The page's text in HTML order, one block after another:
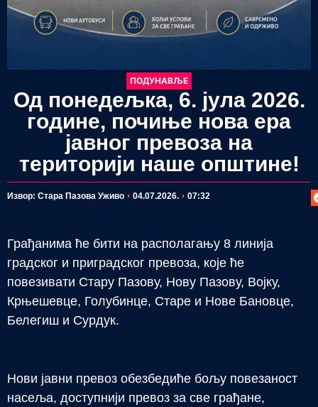
ПОДУНАВЉЕ
Од понедељка, 6. јула 2026.
године, почиње нова ера
јавног превоза на
територији наше општине!
Извор: Стара Пазова Уживо 04.07.2026. 07:32
Грађанима ће бити на располагању 8 линија
градског и приградског превоза, које ће
повезивати Стару Пазову, Нову Пазову, Војку,
Крњешевце, Голубинце, Старе и Нове Бановце,
Белегиш и Сурдук.
Нови јавни превоз обезбедиће бољу повезаност
насеља, доступнији превоз за све грађане,